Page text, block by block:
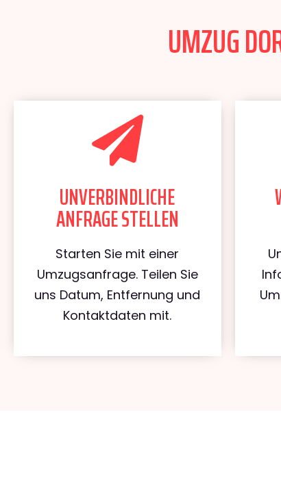
UMZUG
UNVERBINDLICHE
ANFRAGE STELLEN
Starten Sie mit einer
Umzugsanfrage. Teilen Sie
uns Datum, Entfernung und
Kontaktdaten mit.